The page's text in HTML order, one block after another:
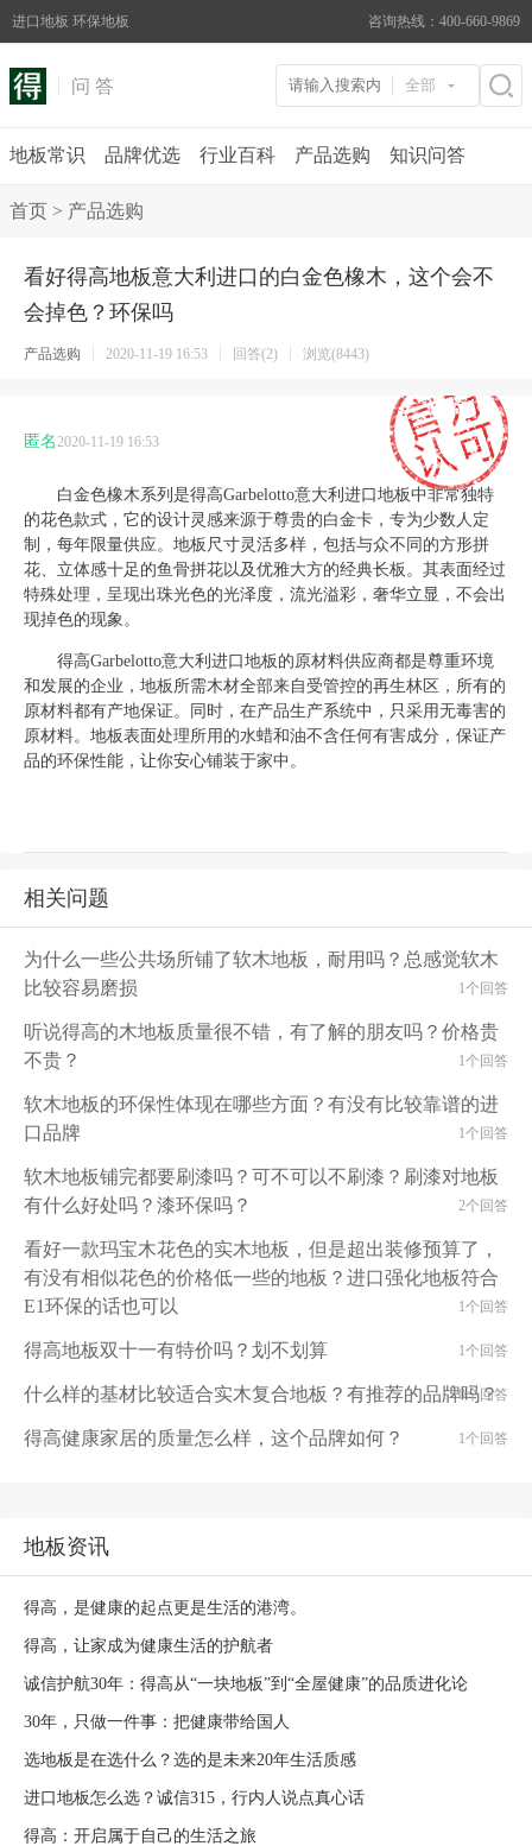
进口地板 环保地板 咨询热线：400-660-9869
问 答 全部
地板常识 品牌优选 行业百科 产品选购 知识问答
首页 > 产品选购
看好得高地板意大利进口的白金色橡木，这个会不
会掉色？环保吗
产品选购 2020-11-19 16:53 回答(2) 浏览(8443)
匿名2020-11-19 16:53
白金色橡木系列是得高Garbelotto意大利进口地板中非常独特
的花色款式，它的设计灵感来源于尊贵的白金卡，专为少数人定
制，每年限量供应。地板尺寸灵活多样，包括与众不同的方形拼
花、立体感十足的鱼骨拼花以及优雅大方的经典长板。其表面经过
特殊处理，呈现出珠光色的光泽度，流光溢彩，奢华立显，不会出
现掉色的现象。
得高Garbelotto意大利进口地板的原材料供应商都是尊重环境
和发展的企业，地板所需木材全部来自受管控的再生林区，所有的
原材料都有产地保证。同时，在产品生产系统中，只采用无毒害的
原材料。地板表面处理所用的水蜡和油不含任何有害成分，保证产
品的环保性能，让你安心铺装于家中。
相关问题
为什么一些公共场所铺了软木地板，耐用吗？总感觉软木
比较容易磨损
1个回答
听说得高的木地板质量很不错，有了解的朋友吗？价格贵
不贵？
1个回答
软木地板的环保性体现在哪些方面？有没有比较靠谱的进
口品牌
1个回答
软木地板铺完都要刷漆吗？可不可以不刷漆？刷漆对地板
有什么好处吗？漆环保吗？
2个回答
看好一款玛宝木花色的实木地板，但是超出装修预算了，
有没有相似花色的价格低一些的地板？进口强化地板符合
E1环保的话也可以
1个回答
得高地板双十一有特价吗？划不划算 1个回答
什么样的基材比较适合实木复合地板？有推荐的品牌吗？
0个回答
得高健康家居的质量怎么样，这个品牌如何？ 1个回答
地板资讯
得高，是健康的起点更是生活的港湾。
得高，让家成为健康生活的护航者
诚信护航30年：得高从“一块地板”到“全屋健康”的品质进化论
30年，只做一件事：把健康带给国人
选地板是在选什么？选的是未来20年生活质感
进口地板怎么选？诚信315，行内人说点真心话
得高：开启属于自己的生活之旅